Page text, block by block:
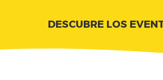
DESCUBRE LOS